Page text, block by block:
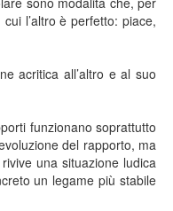
l’altro è perfetto: piace,
acritica all’altro e al suo
funzionano soprattutto
del rapporto, ma
una situazione ludica
un legame più stabile